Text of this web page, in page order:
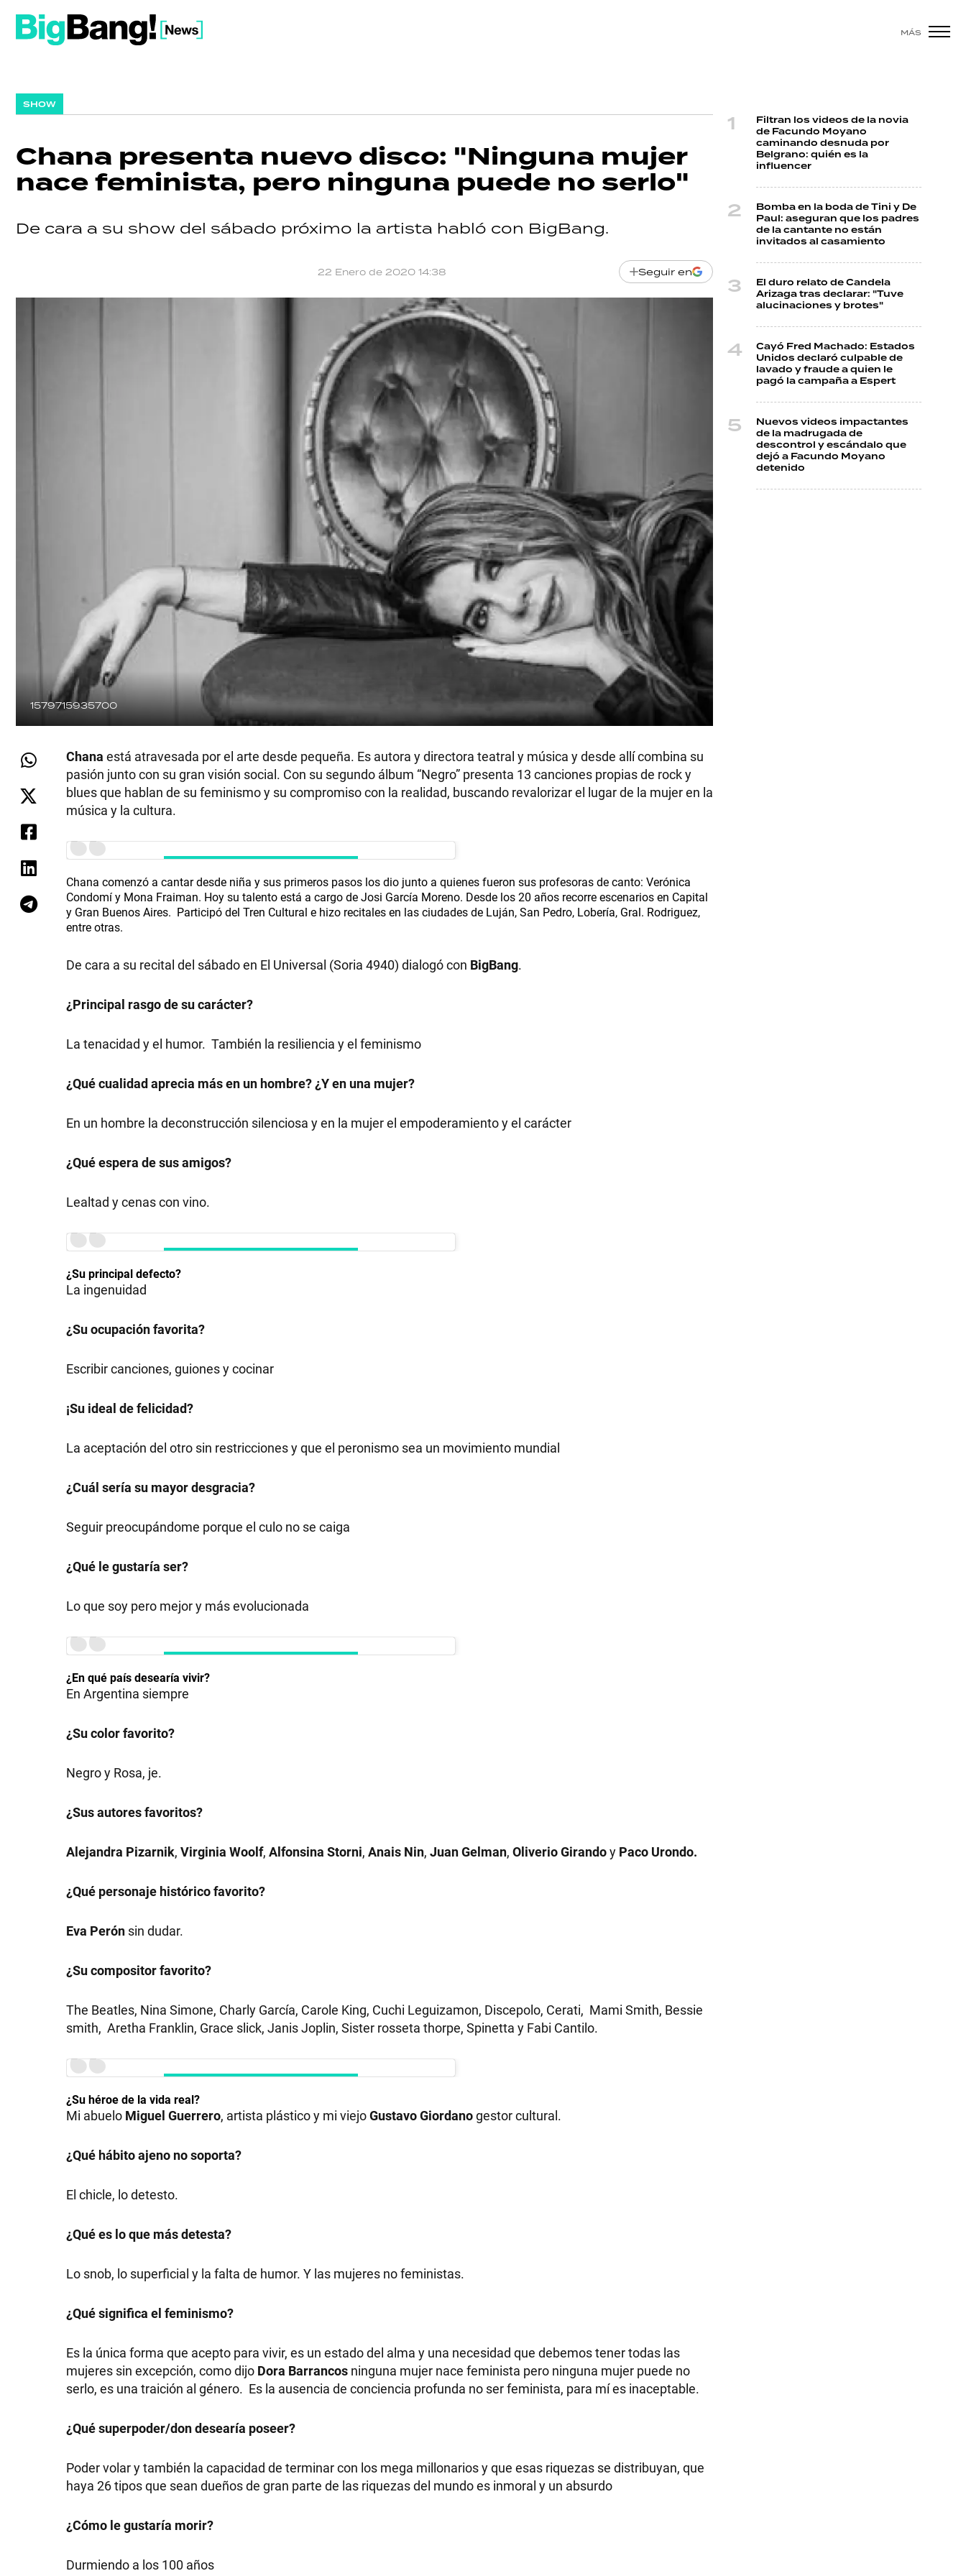
MÁS
SHOW
Chana presenta nuevo disco: "Ninguna mujer
nace feminista, pero ninguna puede no serlo"
De cara a su show del sábado próximo la artista habló con BigBang.
22 Enero de 2020 14:38 Seguir en
1579715935700
Chana está atravesada por el arte desde pequeña. Es autora y directora teatral y música y desde allí combina su
pasión junto con su gran visión social. Con su segundo álbum “Negro” presenta 13 canciones propias de rock y
blues que hablan de su feminismo y su compromiso con la realidad, buscando revalorizar el lugar de la mujer en la
música y la cultura.
Chana comenzó a cantar desde niña y sus primeros pasos los dio junto a quienes fueron sus profesoras de canto: Verónica
Condomí y Mona Fraiman. Hoy su talento está a cargo de Josi García Moreno. Desde los 20 años recorre escenarios en Capital
y Gran Buenos Aires. Participó del Tren Cultural e hizo recitales en las ciudades de Luján, San Pedro, Lobería, Gral. Rodriguez,
entre otras.
De cara a su recital del sábado en El Universal (Soria 4940) dialogó con BigBang.
¿Principal rasgo de su carácter?
La tenacidad y el humor. También la resiliencia y el feminismo
¿Qué cualidad aprecia más en un hombre? ¿Y en una mujer?
En un hombre la deconstrucción silenciosa y en la mujer el empoderamiento y el carácter
¿Qué espera de sus amigos?
Lealtad y cenas con vino.
¿Su principal defecto?
La ingenuidad
¿Su ocupación favorita?
Escribir canciones, guiones y cocinar
¡Su ideal de felicidad?
La aceptación del otro sin restricciones y que el peronismo sea un movimiento mundial
¿Cuál sería su mayor desgracia?
Seguir preocupándome porque el culo no se caiga
¿Qué le gustaría ser?
Lo que soy pero mejor y más evolucionada
¿En qué país desearía vivir?
En Argentina siempre
¿Su color favorito?
Negro y Rosa, je.
¿Sus autores favoritos?
Alejandra Pizarnik, Virginia Woolf, Alfonsina Storni, Anais Nin, Juan Gelman, Oliverio Girandoy Paco Urondo.
¿Qué personaje histórico favorito?
Eva Perón sin dudar.
¿Su compositor favorito?
The Beatles, Nina Simone, Charly García, Carole King, Cuchi Leguizamon, Discepolo, Cerati, Mami Smith, Bessie
smith, Aretha Franklin, Grace slick, Janis Joplin, Sister rosseta thorpe, Spinetta y Fabi Cantilo.
¿Su héroe de la vida real?
Mi abuelo Miguel Guerrero, artista plástico y mi viejoGustavo Giordanogestor cultural.
¿Qué hábito ajeno no soporta?
El chicle, lo detesto.
¿Qué es lo que más detesta?
Lo snob, lo superficial y la falta de humor. Y las mujeres no feministas.
¿Qué significa el feminismo?
Es la única forma que acepto para vivir, es un estado del alma y una necesidad que debemos tener todas las
mujeres sin excepción, como dijo Dora Barrancos ninguna mujer nace feminista pero ninguna mujer puede no
serlo, es una traición al género. Es la ausencia de conciencia profunda no ser feminista, para mí es inaceptable.
¿Qué superpoder/don desearía poseer?
Poder volar y también la capacidad de terminar con los mega millonarios y que esas riquezas se distribuyan, que
haya 26 tipos que sean dueños de gran parte de las riquezas del mundo es inmoral y un absurdo
¿Cómo le gustaría morir?
Durmiendo a los 100 años
Filtran los videos de la novia
de Facundo Moyano
caminando desnuda por
Belgrano: quién es la
influencer
Bomba en la boda de Tini y De
Paul: aseguran que los padres
de la cantante no están
invitados al casamiento
El duro relato de Candela
Arizaga tras declarar: "Tuve
alucinaciones y brotes"
Cayó Fred Machado: Estados
Unidos declaró culpable de
lavado y fraude a quien le
pagó la campaña a Espert
Nuevos videos impactantes
de la madrugada de
descontrol y escándalo que
dejó a Facundo Moyano
detenido
SHOW
POLÍTICA
ACTUALIDAD
POLICIALES
ECONOMÍA
GRAN
HERMANO
SALUD
DEPORTES
TECNOLOGÍA
HORÓSCOPO